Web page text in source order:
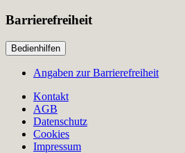
Barrierefreiheit
Bedienhilfen
Angaben zur Barrierefreiheit
Kontakt
AGB
Datenschutz
Cookies
Impressum